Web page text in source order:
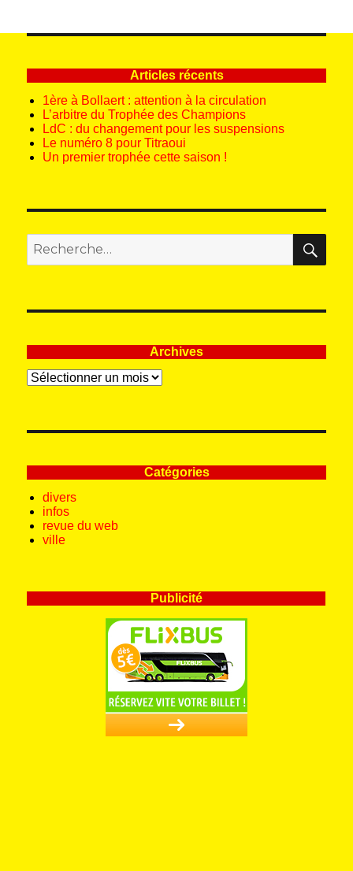
Articles récents
1ère à Bollaert : attention à la circulation
L’arbitre du Trophée des Champions
LdC : du changement pour les suspensions
Le numéro 8 pour Titraoui
Un premier trophée cette saison !
pour
:
Archives
Archives
Catégories
divers
infos
revue du web
ville